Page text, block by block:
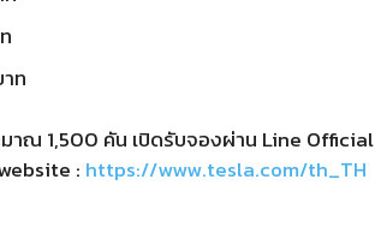
ท
าณ 1,500 คัน เปิดรับจองผ่าน Line Official
: https://www.tesla.com/th_TH